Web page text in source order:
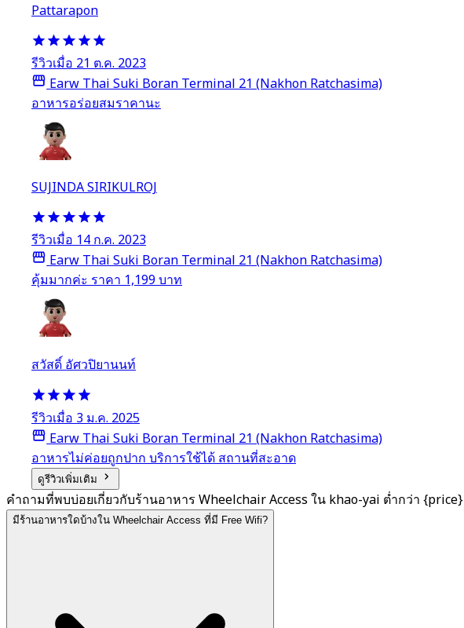
Pattarapon
รีวิวเมื่อ 21 ต.ค. 2023
Earw Thai Suki Boran Terminal 21 (Nakhon Ratchasima)
อาหารอร่อยสมราคานะ
SUJINDA SIRIKULROJ
รีวิวเมื่อ 14 ก.ค. 2023
Earw Thai Suki Boran Terminal 21 (Nakhon Ratchasima)
คุ้มมากค่ะ ราคา 1,199 บาท
สวัสดิ์ อัศวปิยานนท์
รีวิวเมื่อ 3 ม.ค. 2025
Earw Thai Suki Boran Terminal 21 (Nakhon Ratchasima)
อาหารไม่ค่อยถูกปาก บริการใช้ได้ สถานที่สะอาด
ดูรีวิวเพิ่มเติม
คำถามที่พบบ่อยเกี่ยวกับร้านอาหาร Wheelchair Access ใน khao-yai ต่ำกว่า {price}
มีร้านอาหารใดบ้างใน Wheelchair Access ที่มี Free Wifi?